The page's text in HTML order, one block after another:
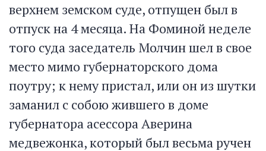
верхнем земском суде, отпущен был в
отпуск на 4 месяца. На Фоминой неделе
того суда заседатель Молчин шел в свое
место мимо губернаторского дома
поутру; к нему пристал, или он из шутки
заманил с собою жившего в доме
губернатора асессора Аверина
медвежонка, который был весьма ручен